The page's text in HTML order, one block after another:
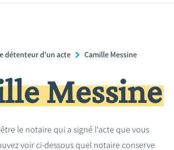
détenteur d'un acte Camille Messine
Messine
le notaire qui a signé l'acte que vous
voir ci-dessous quel notaire conserve